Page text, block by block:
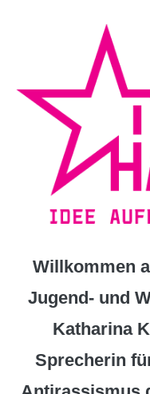
Willkommen
Jugend- und
Katharina
Sprecherin